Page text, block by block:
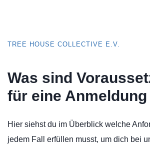
TREE HOUSE COLLECTIVE E.V.
Was sind
für eine
Hier siehst du im Überblick welche
jedem Fall erfüllen musst, um dich bei